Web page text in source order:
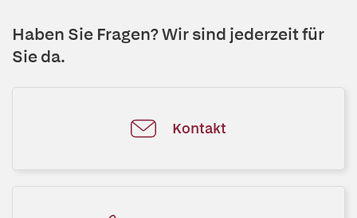
Haben Sie Fragen? Wir sind jederzeit für
Sie da.
Kontakt